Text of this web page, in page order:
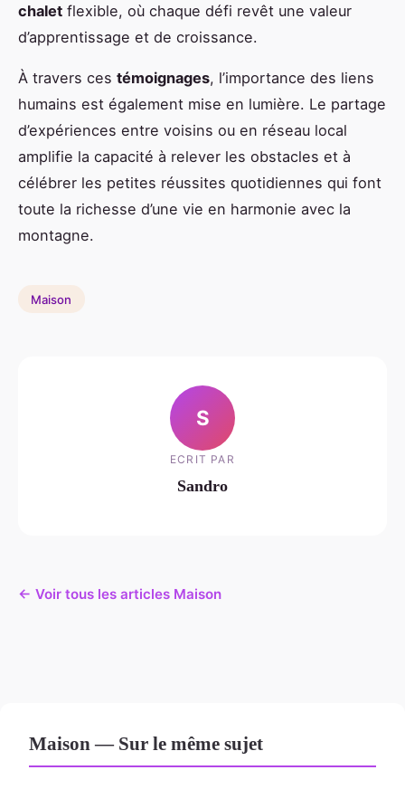
chalet flexible, où chaque défi revêt une valeur
d’apprentissage et de croissance.
À travers ces témoignages, l’importance des liens
humains est également mise en lumière. Le partage
d’expériences entre voisins ou en réseau local
amplifie la capacité à relever les obstacles et à
célébrer les petites réussites quotidiennes qui font
toute la richesse d’une vie en harmonie avec la
montagne.
Maison
S
ECRIT PAR
Sandro
← Voir tous les articles Maison
Maison — Sur le même sujet